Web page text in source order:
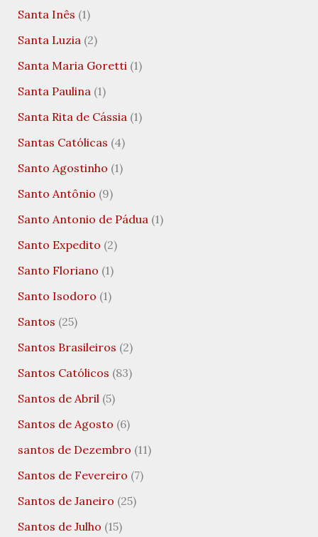
Santa Inês (1)
Santa Luzia(2)
Santa Maria Goretti(1)
Santa Paulina(1)
Santa Rita de Cássia(1)
Santas Católicas (4)
Santo Agostinho (1)
Santo Antônio (9)
Santo Antonio de Pádua(1)
Santo Expedito (2)
Santo Floriano (1)
Santo Isodoro (1)
Santos (25)
Santos Brasileiros (2)
Santos Católicos (83)
Santos de Abril(5)
Santos de Agosto (6)
santos de Dezembro (11)
Santos de Fevereiro (7)
Santos de Janeiro (25)
Santos de Julho (15)